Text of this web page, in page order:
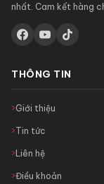
nhất. Cam kết hàng
THÔNG TIN
Giới thiệu
Tin tức
Liên hệ
Điều khoản